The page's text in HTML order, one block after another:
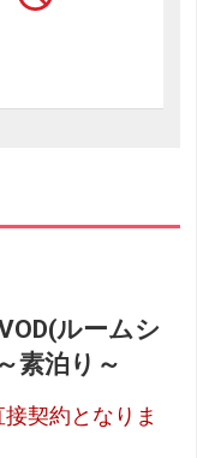
ルームシ
素泊り～
契約となりま